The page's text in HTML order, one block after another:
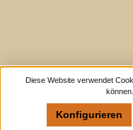
Diese Website verwendet
können.
Konfigurieren